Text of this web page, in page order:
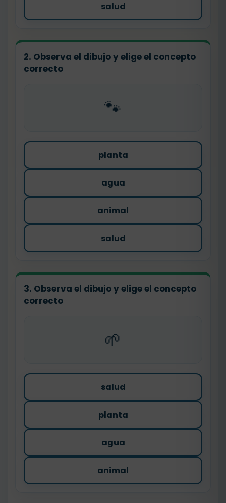
salud
2. Observa el dibujo y elige el concepto
correcto
🐾
planta
agua
animal
salud
3. Observa el dibujo y elige el concepto
correcto
🌱
salud
planta
agua
animal